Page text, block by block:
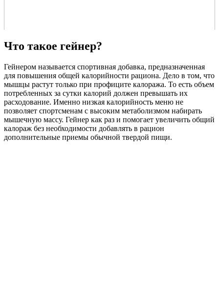
Что такое гейнер?
Гейнером называется спортивная добавка, предназначенная
для повышения общей калорийности рациона. Дело в том, что
мышцы растут только при профиците калоража. То есть объем
потребленных за сутки калорий должен превышать их
расходование. Именно низкая калорийность меню не
позволяет спортсменам с высоким метаболизмом набирать
мышечную массу. Гейнер как раз и помогает увеличить общий
калораж без необходимости добавлять в рацион
дополнительные приемы обычной твердой пищи.